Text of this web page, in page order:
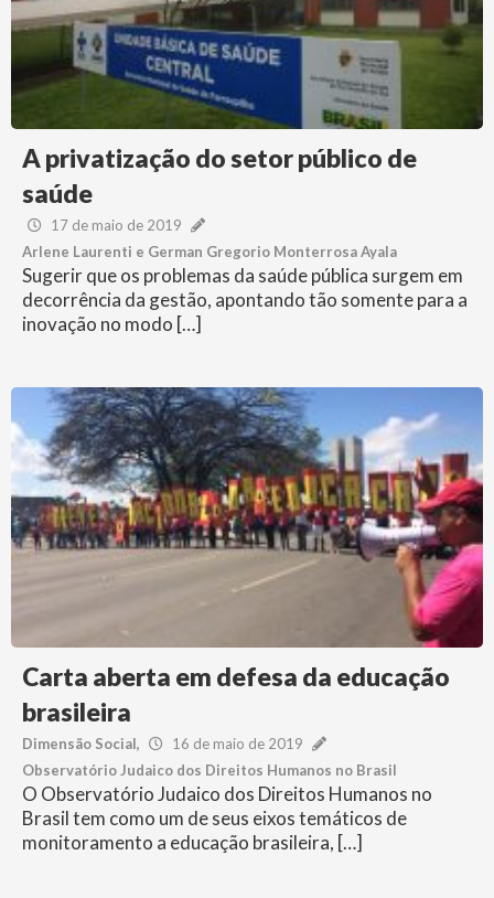
A privatização do setor público de
saúde
17 de maio de 2019
Arlene Laurenti e German Gregorio Monterrosa Ayala
Sugerir que os problemas da saúde pública surgem em
decorrência da gestão, apontando tão somente para a
inovação no modo […]
Carta aberta em defesa da educação
brasileira
Dimensão Social
16 de maio de 2019
Observatório Judaico dos Direitos Humanos no Brasil
O Observatório Judaico dos Direitos Humanos no
Brasil tem como um de seus eixos temáticos de
monitoramento a educação brasileira, […]